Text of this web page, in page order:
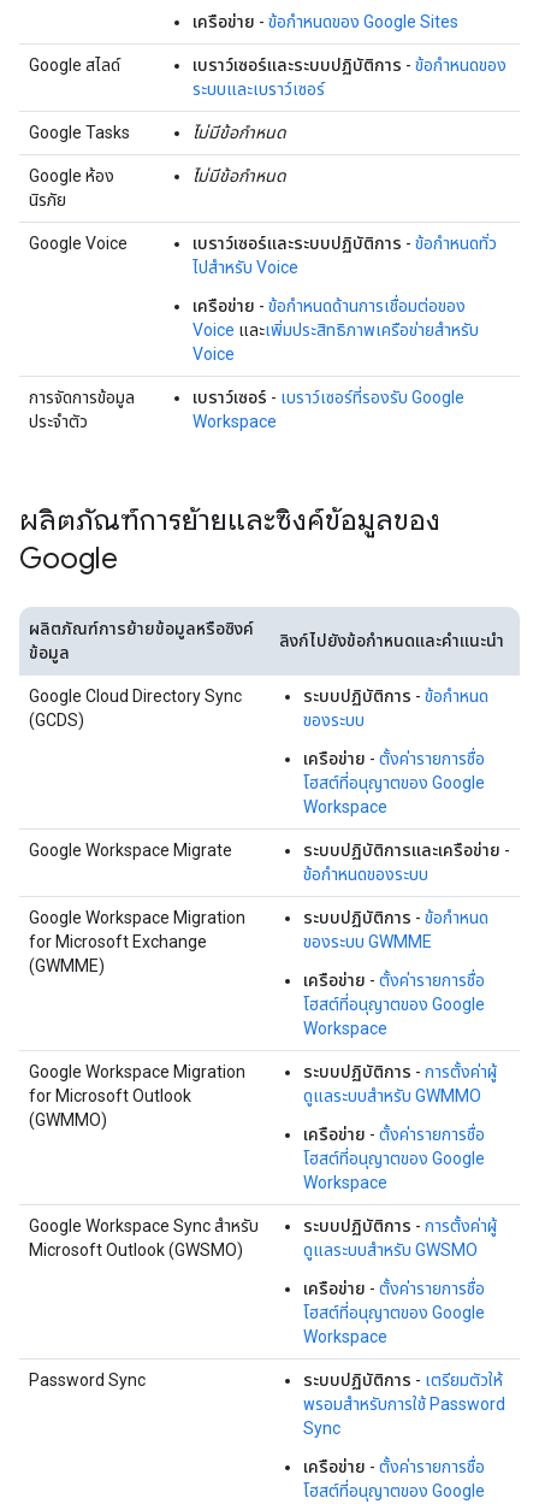
เครือข่าย - ข้อกําหนดของ Google Sites
Google สไลด์ เบราว์เซอร์และระบบปฏิบัติการ - ข้อกำหนดของ
ระบบและเบราว์เซอร์
Google Tasks ไม่มีข้อกำหนด
Google ห้อง
นิรภัย
ไม่มีข้อกำหนด
Google Voice เบราว์เซอร์และระบบปฏิบัติการ - ข้อกําหนดทั่ว
ไปสําหรับ Voice
เครือข่าย - ข้อกำหนดด้านการเชื่อมต่อของ
Voice และเพิ่มประสิทธิภาพเครือข่ายสำหรับ
Voice
การจัดการข้อมูล
ประจำตัว
เบราว์เซอร์ - เบราว์เซอร์ที่รองรับ Google
Workspace
ผลิตภัณฑ์การย้ายและซิงค์ข้อมูลของ
Google
ผลิตภัณฑ์การย้ายข้อมูลหรือซิงค์
ข้อมูล
ลิงก์ไปยังข้อกำหนดและคำแนะนำ
Google Cloud Directory Sync
(GCDS)
ระบบปฏิบัติการ - ข้อกำหนด
ของระบบ
เครือข่าย - ตั้งค่ารายการชื่อ
โฮสต์ที่อนุญาตของ Google
Workspace
Google Workspace Migrate ระบบปฏิบัติการและเครือข่าย -
ข้อกำหนดของระบบ
Google Workspace Migration
for Microsoft Exchange
(GWMME)
ระบบปฏิบัติการ - ข้อกำหนด
ของระบบ GWMME
เครือข่าย - ตั้งค่ารายการชื่อ
โฮสต์ที่อนุญาตของ Google
Workspace
Google Workspace Migration
for Microsoft Outlook
(GWMMO)
ระบบปฏิบัติการ - การตั้งค่าผู้
ดูแลระบบสำหรับ GWMMO
เครือข่าย - ตั้งค่ารายการชื่อ
โฮสต์ที่อนุญาตของ Google
Workspace
Google Workspace Sync สำหรับ
Microsoft Outlook (GWSMO)
ระบบปฏิบัติการ - การตั้งค่าผู้
ดูแลระบบสำหรับ GWSMO
เครือข่าย - ตั้งค่ารายการชื่อ
โฮสต์ที่อนุญาตของ Google
Workspace
Password Sync ระบบปฏิบัติการ - เตรียมตัวให้
พรอมสำหรับการใช้ Password
Sync
เครือข่าย - ตั้งค่ารายการชื่อ
โฮสต์ที่อนุญาตของ Google